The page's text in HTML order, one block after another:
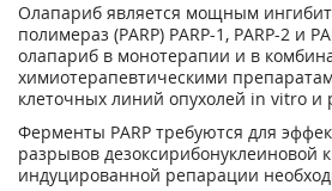
Олапариб является мощным
полимераз (PARP) PARP-1, PARP-2 и
олапариб в монотерапии и в
химиотерапевтическими
клеточных линий опухолей in vitro и
Ферменты PARP требуются для
разрывов дезоксирибонуклеиновой
индуцированной репарации